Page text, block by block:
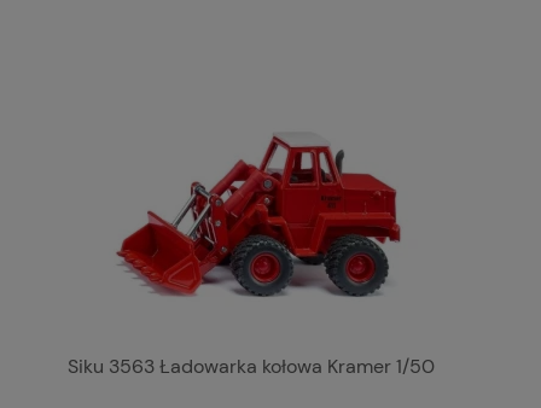
Siku 3563 Ładowarka kołowa Kramer 1/50